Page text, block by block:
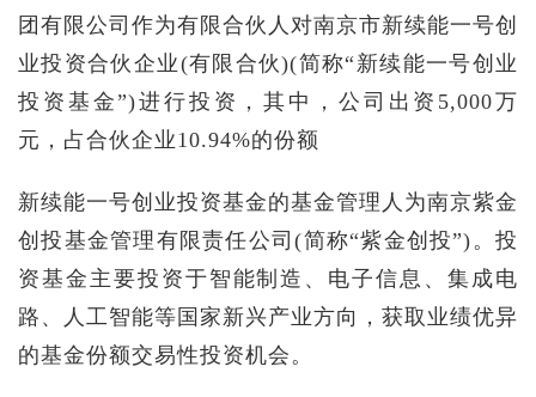
团有限公司作为有限合伙人对南京市新续能一号创
业投资合伙企业(有限合伙)(简称“新续能一号创业
投资基金”)进行投资，其中，公司出资5,000万
元，占合伙企业10.94%的份额
新续能一号创业投资基金的基金管理人为南京紫金
创投基金管理有限责任公司(简称“紫金创投”)。投
资基金主要投资于智能制造、电子信息、集成电
路、人工智能等国家新兴产业方向，获取业绩优异
的基金份额交易性投资机会。